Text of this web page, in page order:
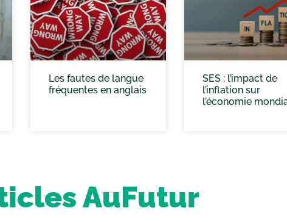
Les fautes de langue
fréquentes en anglais
SES : l’impact de
l’inflation sur
l’économie
AuFutur